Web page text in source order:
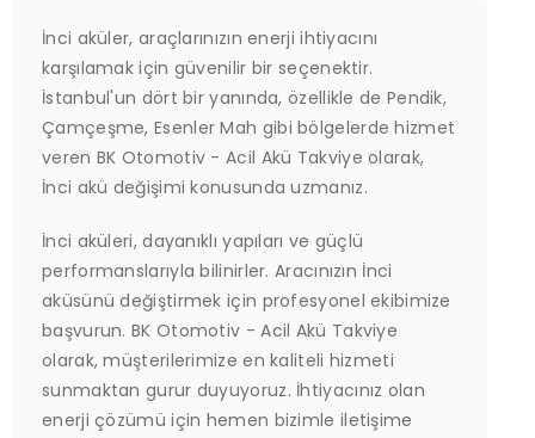
İnci aküler, araçlarınızın enerji ihtiyacını
karşılamak için güvenilir bir seçenektir.
İstanbul'un dört bir yanında, özellikle de Pendik,
Çamçeşme, Esenler Mah gibi bölgelerde hizmet
veren BK Otomotiv - Acil Akü Takviye olarak,
İnci akü değişimi konusunda uzmanız.
İnci aküleri, dayanıklı yapıları ve güçlü
performanslarıyla bilinirler. Aracınızın İnci
aküsünü değiştirmek için profesyonel ekibimize
başvurun. BK Otomotiv - Acil Akü Takviye
olarak, müşterilerimize en kaliteli hizmeti
sunmaktan gurur duyuyoruz. İhtiyacınız olan
enerji çözümü için hemen bizimle iletişime